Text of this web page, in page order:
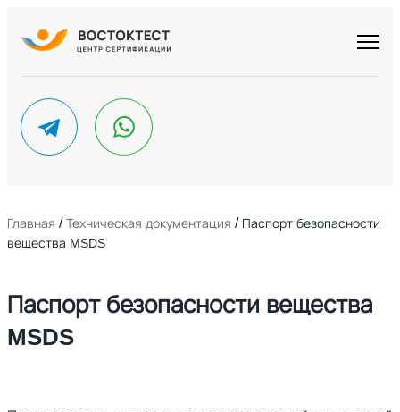
telegram whatsapp
Главная /Техническая документация / Паспорт безопасности
вещества MSDS
Паспорт безопасности вещества
MSDS